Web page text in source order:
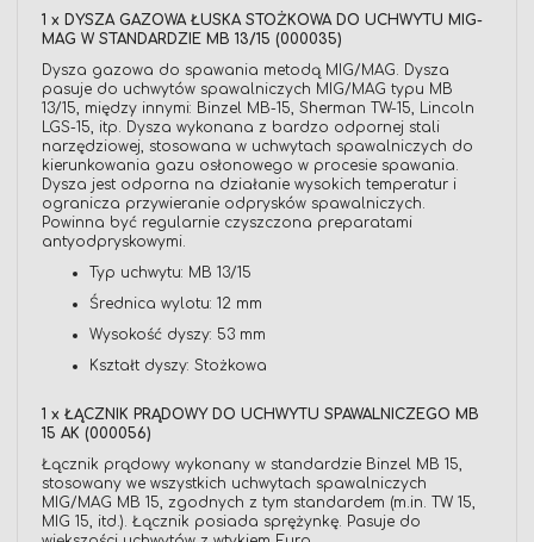
1 x DYSZA GAZOWA ŁUSKA STOŻKOWA DO UCHWYTU MIG-
MAG W STANDARDZIE MB 13/15 (000035)
Dysza gazowa do spawania metodą MIG/MAG. Dysza
pasuje do uchwytów spawalniczych MIG/MAG typu MB
13/15, między innymi: Binzel MB-15, Sherman TW-15, Lincoln
LGS-15, itp. Dysza wykonana z bardzo odpornej stali
narzędziowej, stosowana w uchwytach spawalniczych do
kierunkowania gazu osłonowego w procesie spawania.
Dysza jest odporna na działanie wysokich temperatur i
ogranicza przywieranie odprysków spawalniczych.
Powinna być regularnie czyszczona preparatami
antyodpryskowymi.
Typ uchwytu: MB 13/15
Średnica wylotu: 12 mm
Wysokość dyszy: 53 mm
Kształt dyszy: Stożkowa
1 x ŁĄCZNIK PRĄDOWY DO UCHWYTU SPAWALNICZEGO MB
15 AK (000056)
Łącznik prądowy wykonany w standardzie Binzel MB 15,
stosowany we wszystkich uchwytach spawalniczych
MIG/MAG MB 15, zgodnych z tym standardem (m.in. TW 15,
MIG 15, itd.). Łącznik posiada sprężynkę. Pasuje do